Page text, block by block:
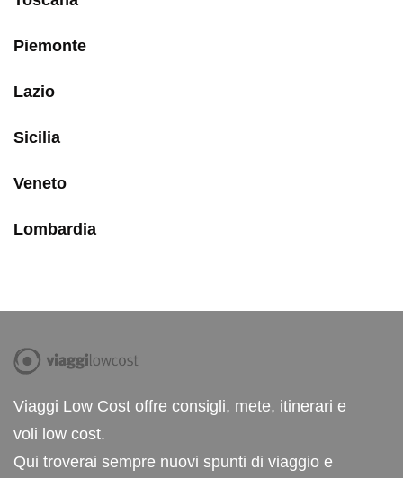
Piemonte
Lazio
Sicilia
Veneto
Lombardia
Viaggi Low Cost offre consigli, mete, itinerari e
voli low cost.
Qui troverai sempre nuovi spunti di viaggio e